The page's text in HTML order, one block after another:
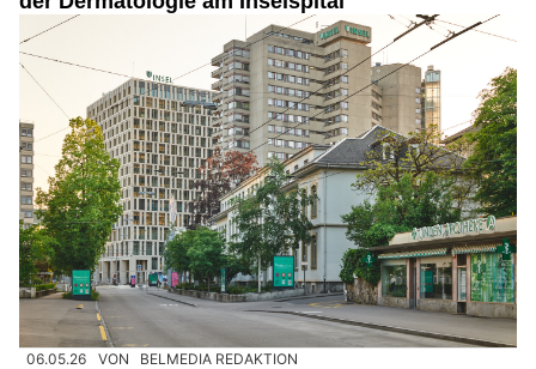
06.05.26 VON BELMEDIA REDAKTION